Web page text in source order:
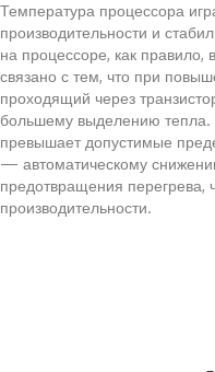
Температура процессора
производительности и
на процессоре, как правило,
связано с тем, что при
проходящий через
большему выделению тепла.
превышает допустимые
— автоматическому
предотвращения перегрева,
производительности.